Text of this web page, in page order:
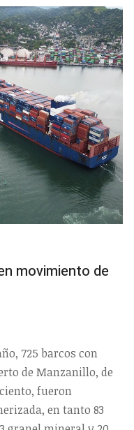
movimiento de
725 barcos con
de Manzanillo, de
fueron
en tanto 83